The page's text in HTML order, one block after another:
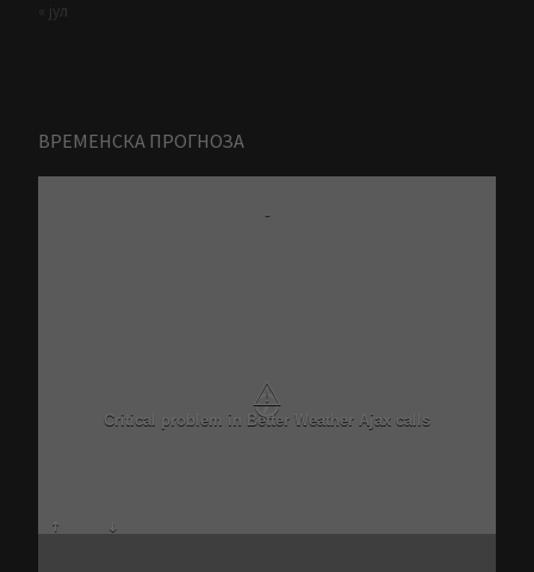
« јул
ВРЕМЕНСКА ПРОГНОЗА
-